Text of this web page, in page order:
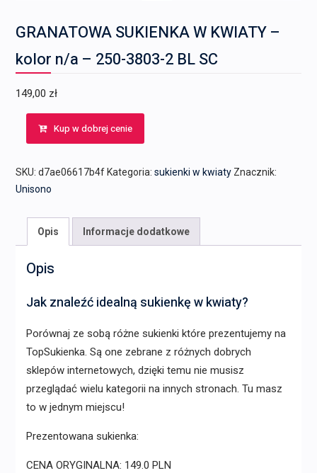
GRANATOWA SUKIENKA W KWIATY –
kolor n/a – 250-3803-2 BL SC
149,00 zł
Kup w dobrej cenie
SKU: d7ae06617b4f Kategoria: sukienki w kwiaty Znacznik:
Unisono
Opis Informacje dodatkowe
Opis
Jak znaleźć idealną sukienkę w kwiaty?
Porównaj ze sobą różne sukienki które prezentujemy na
TopSukienka. Są one zebrane z różnych dobrych
sklepów internetowych, dzięki temu nie musisz
przeglądać wielu kategorii na innych stronach. Tu masz
to w jednym miejscu!
Prezentowana sukienka:
CENA ORYGINALNA: 149.0 PLN